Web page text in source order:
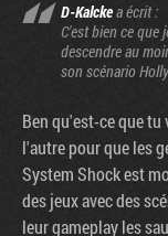
D-Kalckea écrit :
C'est bien ce que
descendre au
son scénario
Ben qu'est-ce que
l'autre pour que les
System Shock est
des jeux avec des
leur gameplay les
Factornews